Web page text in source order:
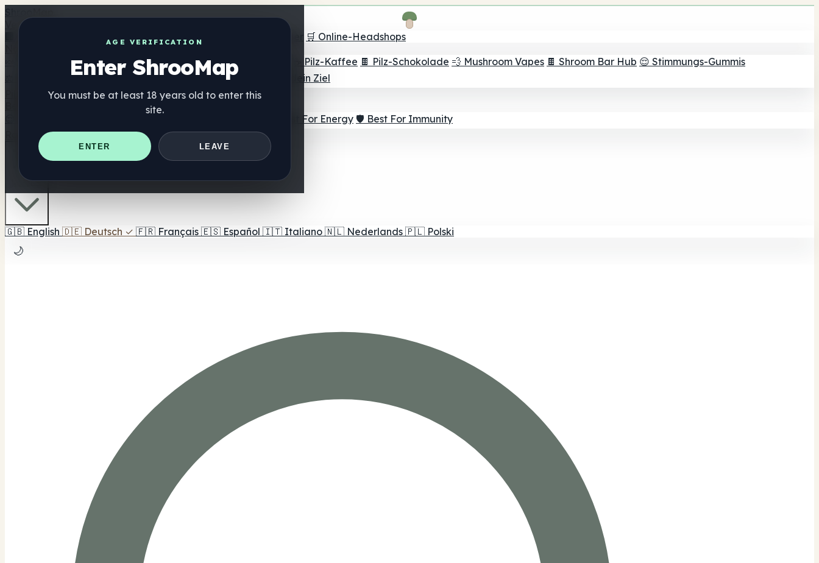
AGE VERIFICATION
Enter ShrooMap
You must be at least 18 years old to enter this
site.
ENTER LEAVE
Verzeichnis
📍 Headshop-Finder
🛒 Online-Headshops
🍬 Pilz-Gummis 💊 Pilz-Kapseln 💧 Pilz-Tinkturen 🫙 Pilz-Pulver ☕ Pilz-Kaffee 🍫 Pilz-Schokolade 💨 Mushroom Vapes 🍫 Shroom Bar Hub 😌 Stimmungs-Gummis
⚖️ Produkte vergleichen 💰 Angebote & Rabatte 🎯 Beste für dein Ziel
⚡ Best For Energy 🛡️ Best For Immunity
Ratgeber Quiz Blog In der Nähe
🇩🇪 DE
🇬🇧 English 🇩🇪 Deutsch ✓ 🇫🇷 Français 🇪🇸 Español 🇮🇹 Italiano 🇳🇱 Nederlands 🇵🇱 Polski
🌙